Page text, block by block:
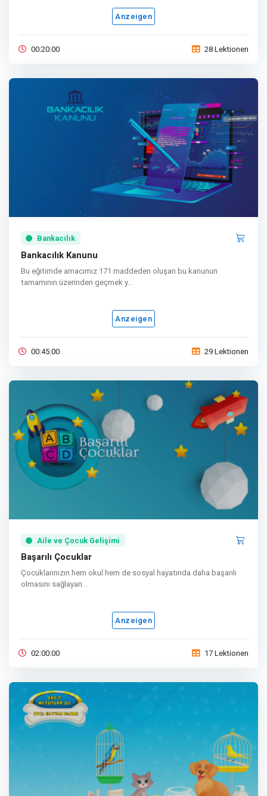
Anzeigen
00:20:00 28 Lektionen
Bankacılık
Bankacılık Kanunu
Bu eğitimde amacımız 171 maddeden oluşan bu kanunun
tamamının üzerinden geçmek y...
Anzeigen
00:45:00 29 Lektionen
Aile ve Çocuk Gelişimi
Başarılı Çocuklar
Çocuklarınızın hem okul hem de sosyal hayatında daha başarılı
olmasını sağlayan...
Anzeigen
02:00:00 17 Lektionen